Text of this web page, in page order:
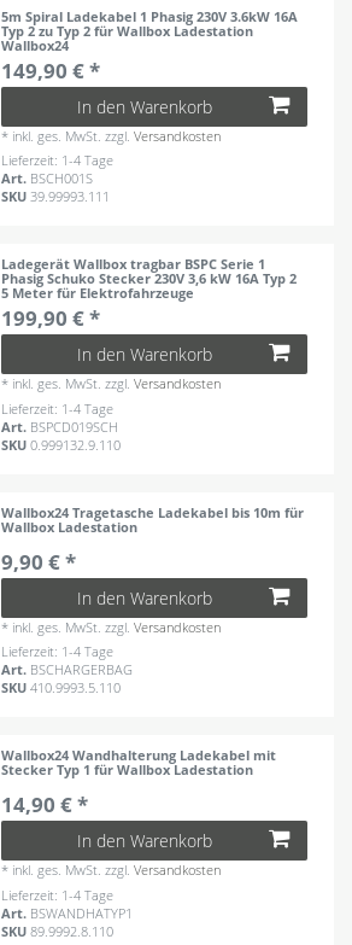
5m Spiral Ladekabel 1 Phasig 230V 3.6kW 16A
Typ 2 zu Typ 2 für Wallbox Ladestation
Wallbox24
149,90 € *
In den Warenkorb
* inkl. ges. MwSt. zzgl.Versandkosten
Lieferzeit: 1-4 Tage
Art. BSCH001S
SKU39.99993.111
Ladegerät Wallbox tragbar BSPC Serie 1
Phasig Schuko Stecker 230V 3,6 kW 16A Typ 2
5 Meter für Elektrofahrzeuge
199,90 € *
In den Warenkorb
* inkl. ges. MwSt. zzgl.Versandkosten
Lieferzeit: 1-4 Tage
Art. BSPCD019SCH
SKU0.999132.9.110
Wallbox24 Tragetasche Ladekabel bis 10m für
Wallbox Ladestation
9,90 € *
In den Warenkorb
* inkl. ges. MwSt. zzgl.Versandkosten
Lieferzeit: 1-4 Tage
Art. BSCHARGERBAG
SKU410.9993.5.110
Wallbox24 Wandhalterung Ladekabel mit
Stecker Typ 1 für Wallbox Ladestation
14,90 € *
In den Warenkorb
* inkl. ges. MwSt. zzgl.Versandkosten
Lieferzeit: 1-4 Tage
Art. BSWANDHATYP1
SKU89.9992.8.110